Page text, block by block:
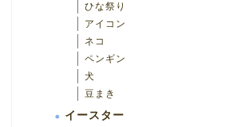
ひな祭り
アイコン
ネコ
ペンギン
犬
豆まき
イースター